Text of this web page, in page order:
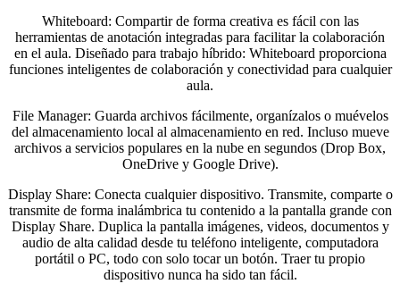
Whiteboard: Compartir de forma creativa es fácil con las
herramientas de anotación integradas para facilitar la colaboración
en el aula. Diseñado para trabajo híbrido: Whiteboard proporciona
funciones inteligentes de colaboración y conectividad para cualquier
aula.
File Manager: Guarda archivos fácilmente, organízalos o muévelos
del almacenamiento local al almacenamiento en red. Incluso mueve
archivos a servicios populares en la nube en segundos (Drop Box,
OneDrive y Google Drive).
Display Share: Conecta cualquier dispositivo. Transmite, comparte o
transmite de forma inalámbrica tu contenido a la pantalla grande con
Display Share. Duplica la pantalla imágenes, videos, documentos y
audio de alta calidad desde tu teléfono inteligente, computadora
portátil o PC, todo con solo tocar un botón. Traer tu propio
dispositivo nunca ha sido tan fácil.